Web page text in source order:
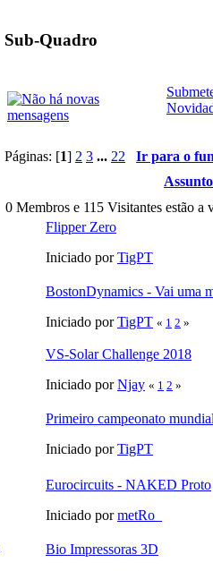
Sub-Quadro
Páginas: [1] 2 3 ... 22
Ir para o
Assunto
0 Membros e 115 Visitantes estão a
Flipper Zero
Iniciado porTigPT
BostonDynamics - Vai uma
Iniciado porTigPT « 1 2 »
VS-Solar Challenge 2018
Iniciado porNjay « 1 2 »
Primeiro campeonato
Iniciado porTigPT
Eurocircuits - NAKED Proto
Iniciado pormetRo_
Bio Impressoras 3D